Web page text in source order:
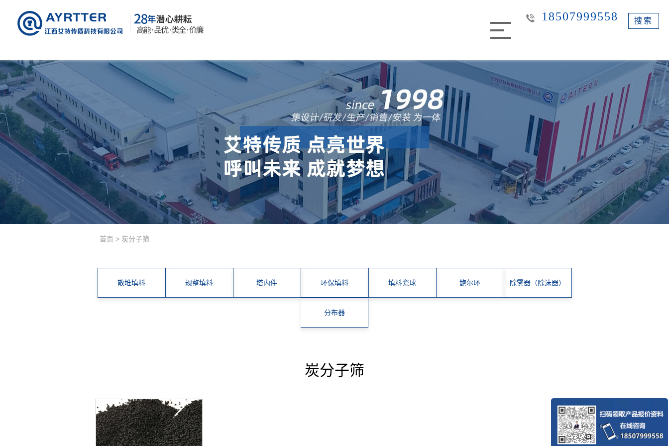
18507999558 搜索
首页 > 炭分子筛
散堆填料 规整填料 塔内件 环保填料 填料瓷球 鲍尔环 除雾器（除沫器）
分布器
炭分子筛